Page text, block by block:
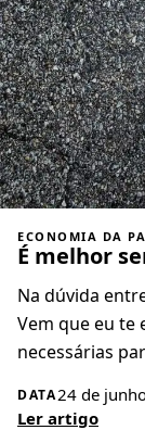
ECONOMIA DA
É melhor
Na dúvida
Vem que eu te
necessárias
DATA24 de
Ler artigo